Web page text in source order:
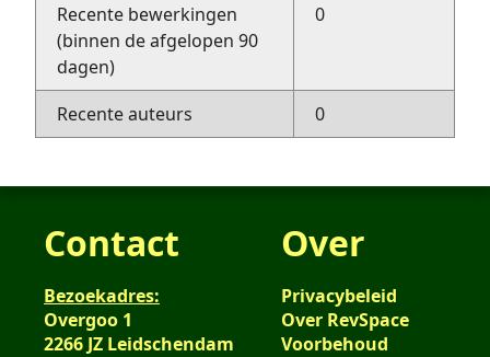
Recente bewerkingen
(binnen de afgelopen 90
dagen)
0
Recente auteurs 0
Contact
Bezoekadres:
Overgoo 1
2266 JZ Leidschendam
Over
Privacybeleid
Over RevSpace
Voorbehoud